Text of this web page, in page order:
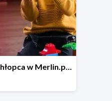
Prezenty dla chłopca w Merlin.pl do -50%